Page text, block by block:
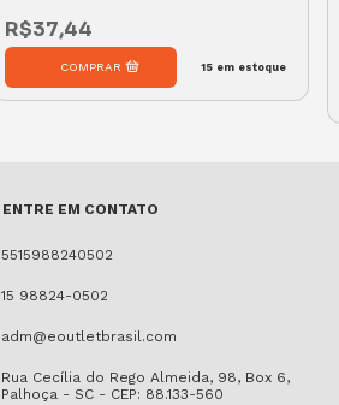
R$37,44
15em estoque
ENTRE EM CONTATO
5515988240502
15 98824-0502
adm@eoutletbrasil.com
Rua Cecília do Rego Almeida, 98, Box 6,
Palhoça - SC - CEP: 88.133-560